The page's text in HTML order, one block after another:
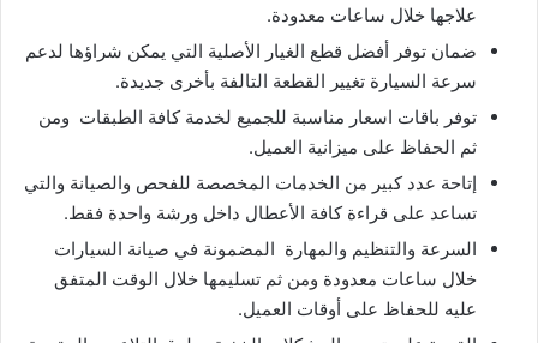
علاجها خلال ساعات معدودة.
ضمان توفر أفضل قطع الغيار الأصلية التي يمكن شراؤها لدعم
سرعة السيارة تغيير القطعة التالفة بأخرى جديدة.
توفر باقات اسعار مناسبة للجميع لخدمة كافة الطبقات ومن
ثم الحفاظ على ميزانية العميل.
إتاحة عدد كبير من الخدمات المخصصة للفحص والصيانة والتي
تساعد على قراءة كافة الأعطال داخل ورشة واحدة فقط.
السرعة والتنظيم والمهارة المضمونة في صيانة السيارات
خلال ساعات معدودة ومن ثم تسليمها خلال الوقت المتفق
عليه للحفاظ على أوقات العميل.